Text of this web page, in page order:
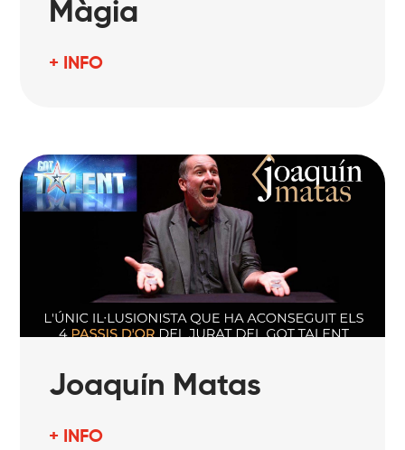
Màgia
+ INFO
Joaquín Matas
+ INFO